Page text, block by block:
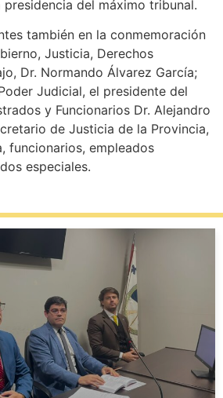
presidencia del máximo tribunal.
también en la conmemoración
Justicia, Derechos
Dr. Normando Álvarez García;
Judicial, el presidente del
y Funcionarios Dr. Alejandro
de Justicia de la Provincia,
funcionarios, empleados
especiales.